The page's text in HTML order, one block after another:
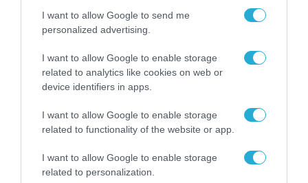
I want to allow Google to send me
personalized advertising.
I want to allow Google to enable storage
related to analytics like cookies on web or
device identifiers in apps.
I want to allow Google to enable storage
related to functionality of the website or app.
I want to allow Google to enable storage
related to personalization.